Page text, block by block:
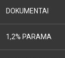
DOKUMENTAI
1,2% PARAMA